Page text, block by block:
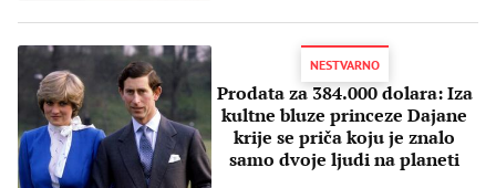
NESTVARNO
Prodata za 384.000 dolara: Iza
kultne bluze princeze Dajane
krije se priča koju je znalo
samo dvoje ljudi na planeti